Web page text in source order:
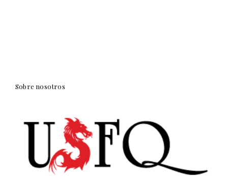
Sobre nosotros